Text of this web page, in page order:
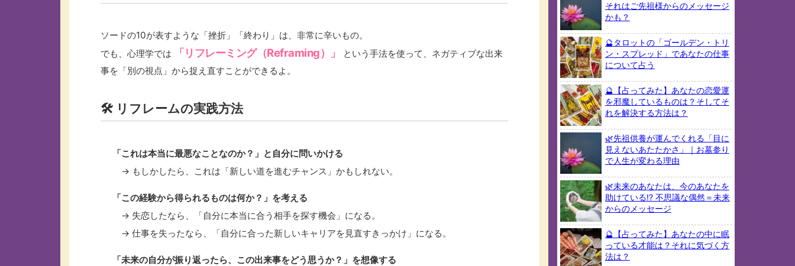
ソードの10が表すような「挫折」「終わり」は、非常に辛いもの。
でも、心理学では
「リフレーミング（Reframing）」
という手法を使って、ネガティブな出来
事を「別の視点」から捉え直すことができるよ。
🛠️ リフレームの実践方法
「これは本当に最悪なことなのか？」と自分に問いかける
→ もしかしたら、これは「新しい道を進むチャンス」かもしれない。
「この経験から得られるものは何か？」を考える
→ 失恋したなら、「自分に本当に合う相手を探す機会」になる。
→ 仕事を失ったなら、「自分に合った新しいキャリアを見直すきっかけ」になる。
「未来の自分が振り返ったら、この出来事をどう思うか？」を想像する
それはご先祖様からのメッセージ
かも？
🔮タロットの「ゴールデン・トリ
ン・スプレッド」であなたの仕事
について占う
🔮【占ってみた】あなたの恋愛運
を邪魔しているものは？そしてそ
れを解決する方法は？
🌿先祖供養が運んでくれる「目に
見えないあたたかさ」｜お墓参り
で人生が変わる理由
🌿未来のあなたは、今のあなたを
助けている!? 不思議な偶然＝未来
からのメッセージ
🔮【占ってみた】あなたの中に眠
っている才能は？それに気づく方
法は？